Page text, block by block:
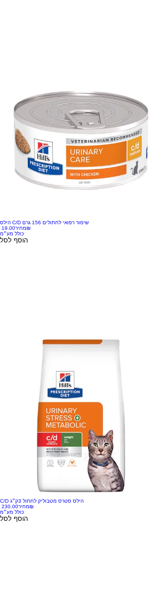
הילס C/D שימור רפואי לחתולים 156 גרם
מחיר‏19.00 ‏₪
כולל מע״מ
הוסף לסל
C/D הילס סטרס מטבוליק לחתול 3ק״ג
מחיר‏230.00 ‏₪
כולל מע״מ
הוסף לסל